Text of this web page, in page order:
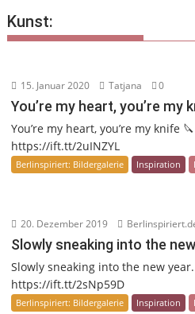
Kunst:
15. Januar 2020 Tatjana 0
You’re my heart, you’re my
You’re my heart, you’re my knife
https://ift.tt/2uINZYL
Berlinspiriert: Bildergalerie Inspiration
20. Dezember 2019
Slowly sneaking into the
Slowly sneaking into the new
https://ift.tt/2sNp59D
Berlinspiriert: Bildergalerie Inspiration